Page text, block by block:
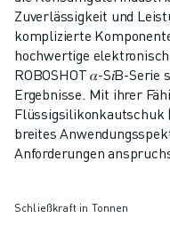
KOMPAKTE CNC-
ROBODRILL-FILTER
ROBODRILL KOMPAKTE
ROBODRILL HARDWARE
ROBODRILL SOFTWARE
ROBODRILL VORBEUGENDE
ROBODRILL
ROBODRILL BILDUNGSPAKET
Zuverlässigkeit und
komplizierte
hochwertige
ROBOSHOT 𝛼-S𝑖B-
Ergebnisse. Mit ihrer
Flüssigsilikonkautschuk
breites
Anforderungen
Schließkraft in Tonnen